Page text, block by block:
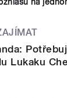
Lukaku